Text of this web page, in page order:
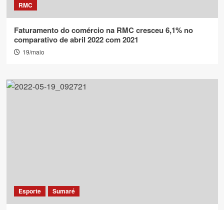
RMC
Faturamento do comércio na RMC cresceu 6,1% no
comparativo de abril 2022 com 2021
19/maio
Esporte Sumaré